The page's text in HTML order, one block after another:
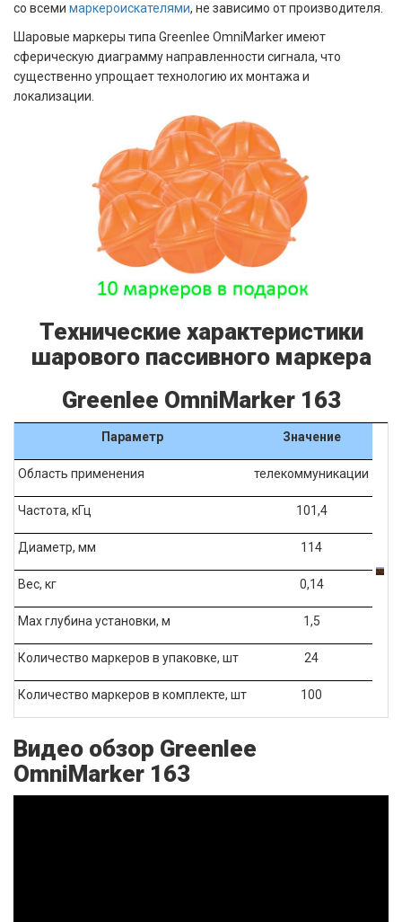
со всеми маркероискателями, не зависимо от производителя.
Шаровые маркеры типа Greenlee OmniMarker имеют
сферическую диаграмму направленности сигнала, что
существенно упрощает технологию их монтажа и
локализации.
Технические характеристики
шарового пассивного маркера
Greenlee OmniMarker 163
Параметр Значение
Область применения телекоммуникации
Частота, кГц 101,4
Диаметр, мм 114
Вес, кг 0,14
Мах глубина установки, м 1,5
Количество маркеров в упаковке, шт 24
Количество маркеров в комплекте, шт 100
Видео обзор Greenlee
OmniMarker 163